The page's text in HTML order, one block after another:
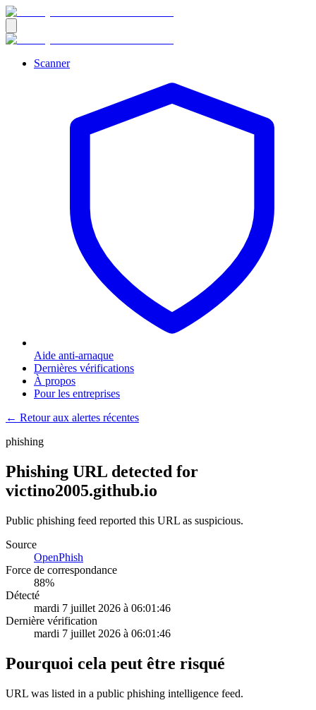
Scanner
Aide anti-arnaque
Dernières vérifications
À propos
Pour les entreprises
← Retour aux alertes récentes
phishing
Phishing URL detected for
victino2005.github.io
Public phishing feed reported this URL as suspicious.
Source
OpenPhish
Force de correspondance
88%
Détecté
mardi 7 juillet 2026 à 06:01:46
Dernière vérification
mardi 7 juillet 2026 à 06:01:46
Pourquoi cela peut être risqué
URL was listed in a public phishing intelligence feed.